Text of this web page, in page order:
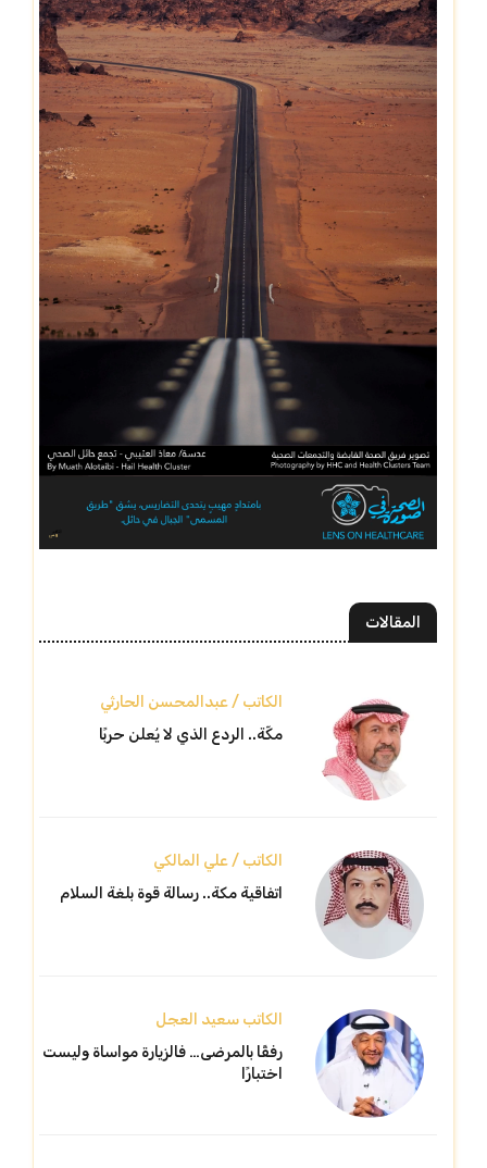
المقالات
الكاتب / عبدالمحسن الحارثي
مكّة.. الردع الذي لا يُعلن حربًا
الكاتب / علي المالكي
اتفاقية مكة.. رسالة قوة بلغة السلام
الكاتب سعيد العجل
رفقًا بالمرضى… فالزيارة مواساة وليست
اختبارًا